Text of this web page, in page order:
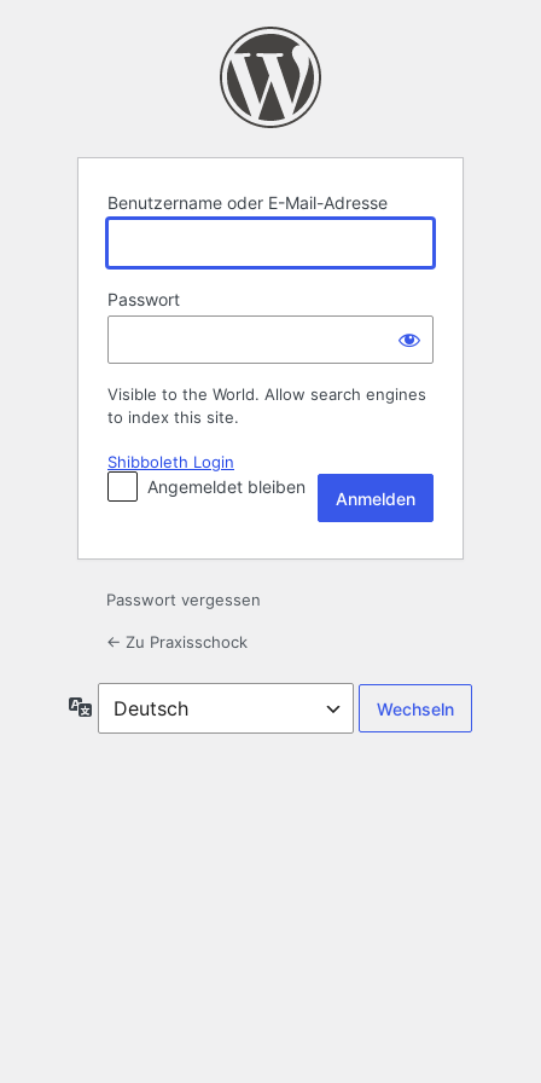
Benutzername oder E-Mail-Adresse
Passwort
Visible to the World. Allow search engines
to index this site.
Shibboleth Login
Angemeldet bleiben
Passwort vergessen
← Zu Praxisschock
Sprache